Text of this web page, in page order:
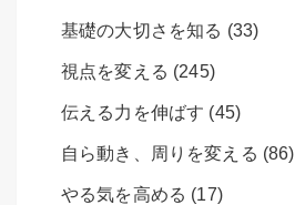
基礎の大切さを知る (33)
視点を変える (245)
伝える力を伸ばす (45)
自ら動き、周りを変える (86)
やる気を高める (17)